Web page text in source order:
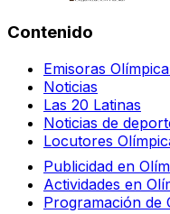
Contenido
Emisoras
Noticias
Las 20 Latinas
Noticias de
Locutores
Publicidad en
Actividades en
Programación de